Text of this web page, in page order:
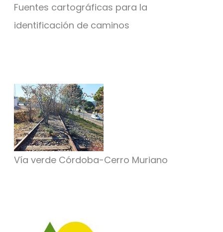
Fuentes cartográficas para la
identificación de caminos
Vía verde Córdoba-Cerro Muriano